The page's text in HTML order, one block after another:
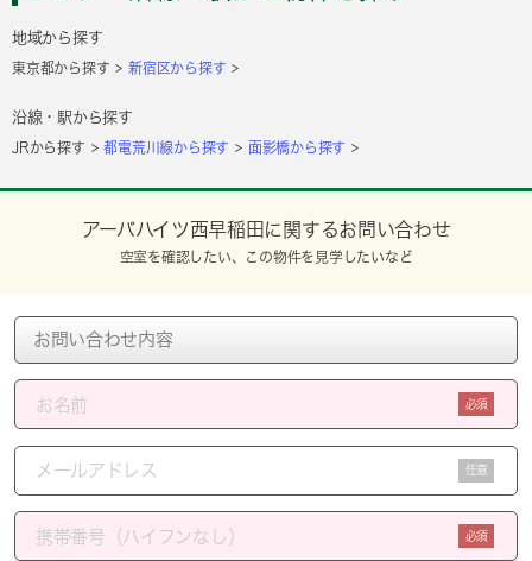
地域から探す
東京都から探す 新宿区から探す
沿線・駅から探す
JRから探す 都電荒川線から探す 面影橋から探す
アーバハイツ西早稲田に関するお問い合わせ
空室を確認したい、この物件を見学したいなど
必須
任意
必須